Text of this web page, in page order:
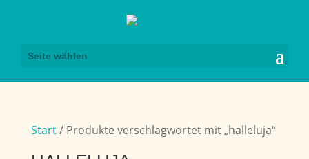
Seite wählen
Start/ Produkte verschlagwortet mit „halleluja“